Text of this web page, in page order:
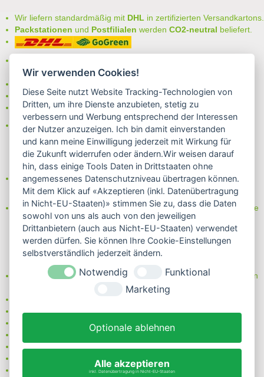
Wir liefern standardmäßig mit DHL in zertifizierten Versandkartons.
Packstationen und Postfilialen werden CO2-neutral beliefert.
auswählen:
- Rechnung
- Lastschrift/Bankeinzug
Das Internetsiegel "GEPRÜFTER SHOP – Sicher einkaufen":
Partner von:
Wine in Moderation - bewußt genießen
Erfahren Sie mehr über Biowein in unserem Blog oder Folgen Sie
uns!
Blog
Facebook
Instagram
Neben einem ausgesuchten Sortiment an Biowein, Biospirituosen
und Biofeinkost bieten wir Ihnen u.a. folgende
nur 5,79 EUR Versand (DE)
ab 95 EUR frei Haus (DE)
14 Tage Rückgaberecht
sichere Zahlung
Kauf auf Rechnung
bei Vorkasse -2%
Wir verwenden Cookies!
Diese Seite nutzt Website Tracking-Technologien von
Dritten, um ihre Dienste anzubieten, stetig zu
verbessern und Werbung entsprechend der Interessen
der Nutzer anzuzeigen. Ich bin damit einverstanden
und kann meine Einwilligung jederzeit mit Wirkung für
die Zukunft widerrufen oder ändern.Wir weisen darauf
hin, dass einige Tools Daten in Drittstaaten ohne
angemessenes Datenschutzniveau übertragen können.
Mit dem Klick auf «Akzeptieren (inkl. Datenübertragung
in Nicht-EU-Staaten)» stimmen Sie zu, dass die Daten
sowohl von uns als auch von den jeweiligen
Drittanbietern (auch aus Nicht-EU-Staaten) verwendet
werden dürfen. Sie können Ihre Cookie-Einstellungen
selbstverständlich jederzeit ändern.
Notwendig
Funktional
Marketing
Optionale ablehnen
Alle akzeptieren
inkl. Datenübertragung in Nicht-EU-Staaten